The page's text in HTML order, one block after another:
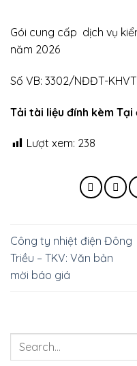
Gói cung cấp dịch vụ
năm 2026
Số VB: 3302/NĐĐT-
Tải tài liệu đính kèm Tại
Lượt xem: 238
Công ty nhiệt điện Đông
Triều – TKV: Văn bản
mời báo giá